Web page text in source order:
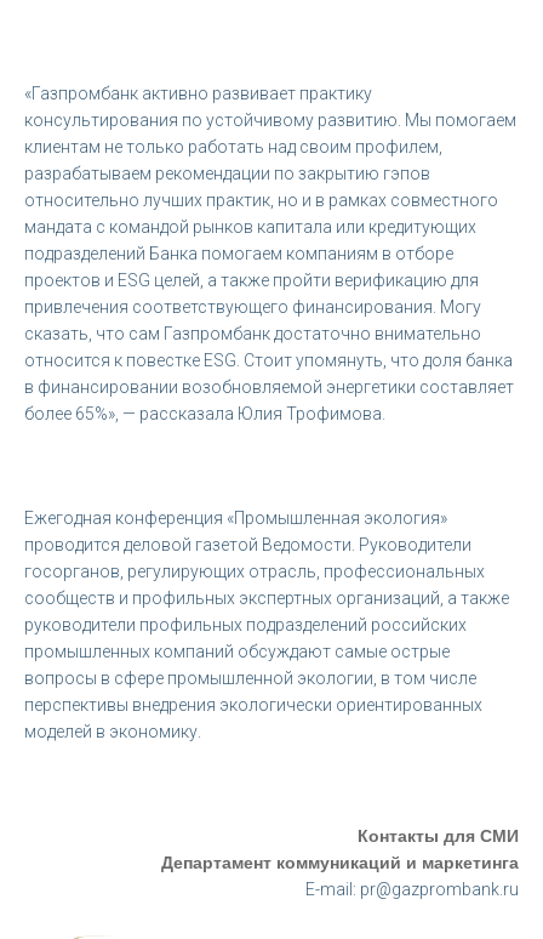
«Газпромбанк активно развивает практику
консультирования по устойчивому развитию. Мы помогаем
клиентам не только работать над своим профилем,
разрабатываем рекомендации по закрытию гэпов
относительно лучших практик, но и в рамках совместного
мандата с командой рынков капитала или кредитующих
подразделений Банка помогаем компаниям в отборе
проектов и ESG целей, а также пройти верификацию для
привлечения соответствующего финансирования. Могу
сказать, что сам Газпромбанк достаточно внимательно
относится к повестке ESG. Стоит упомянуть, что доля банка
в финансировании возобновляемой энергетики составляет
более 65%», — рассказала Юлия Трофимова.
Ежегодная конференция «Промышленная экология»
проводится деловой газетой Ведомости. Руководители
госорганов, регулирующих отрасль, профессиональных
сообществ и профильных экспертных организаций, а также
руководители профильных подразделений российских
промышленных компаний обсуждают самые острые
вопросы в сфере промышленной экологии, в том числе
перспективы внедрения экологически ориентированных
моделей в экономику.
Контакты для СМИ
Департамент коммуникаций и маркетинга
E-mail: pr@gazprombank.ru